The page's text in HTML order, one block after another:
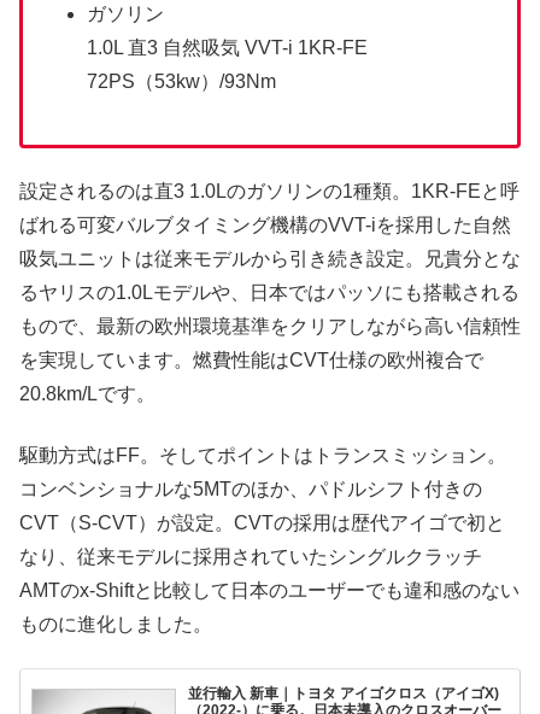
ガソリン
1.0L 直3 自然吸気 VVT-i 1KR-FE
72PS（53kw）/93Nm
設定されるのは直3 1.0Lのガソリンの1種類。1KR-FEと呼
ばれる可変バルブタイミング機構のVVT-iを採用した自然
吸気ユニットは従来モデルから引き続き設定。兄貴分とな
るヤリスの1.0Lモデルや、日本ではパッソにも搭載される
もので、最新の欧州環境基準をクリアしながら高い信頼性
を実現しています。燃費性能はCVT仕様の欧州複合で
20.8km/Lです。
駆動方式はFF。そしてポイントはトランスミッション。
コンベンショナルな5MTのほか、パドルシフト付きの
CVT（S-CVT）が設定。CVTの採用は歴代アイゴで初と
なり、従来モデルに採用されていたシングルクラッチ
AMTのx-Shiftと比較して日本のユーザーでも違和感のない
ものに進化しました。
並行輸入 新車｜トヨタ アイゴクロス（アイゴX)
（2022-）に乗る。日本未導入のクロスオーバー